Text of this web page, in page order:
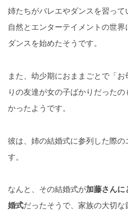
姉たちがバレエやダンスを習っ
自然とエンターテイメントの世
ダンスを始めたそうです。
また、幼少期におままごとで「
りの友達が女の子ばかりだった
かったようです。
彼は、姉の結婚式に参列した際の
す。
なんと、その結婚式が加藤さんに
婚式だったそうで、家族の大切